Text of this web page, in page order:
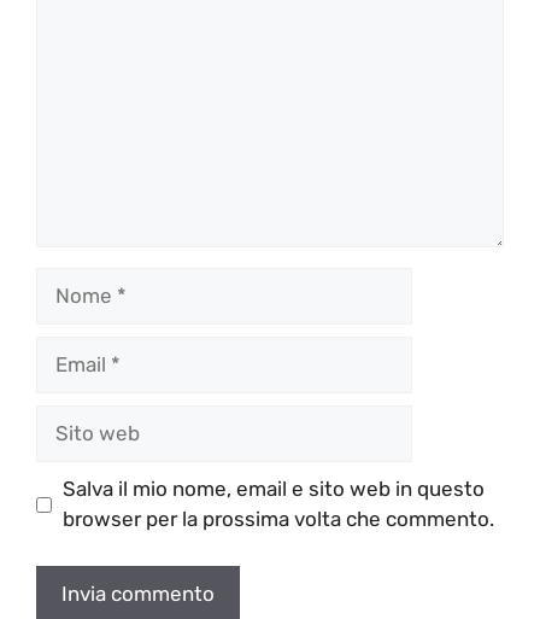
Salva il mio nome, email e sito web in questo
browser per la prossima volta che commento.